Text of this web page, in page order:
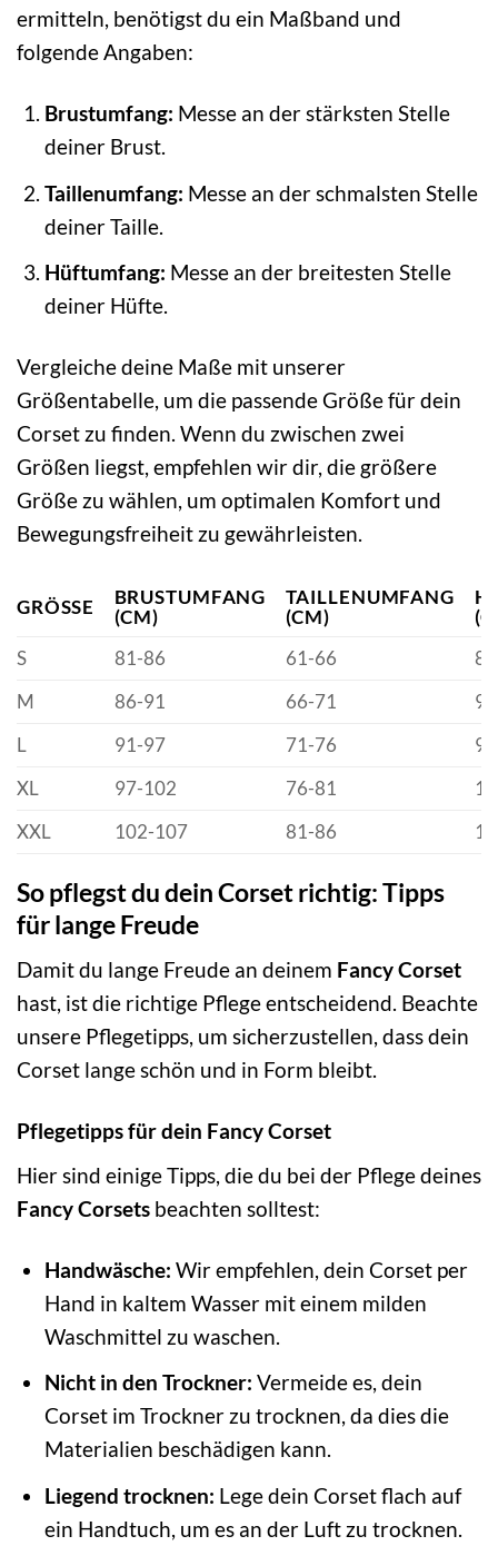
ermitteln, benötigst du ein Maßband und
folgende Angaben:
Brustumfang: Messe an der stärksten Stelle
deiner Brust.
Taillenumfang: Messe an der schmalsten Stelle
deiner Taille.
Hüftumfang: Messe an der breitesten Stelle
deiner Hüfte.
Vergleiche deine Maße mit unserer
Größentabelle, um die passende Größe für dein
Corset zu finden. Wenn du zwischen zwei
Größen liegst, empfehlen wir dir, die größere
Größe zu wählen, um optimalen Komfort und
Bewegungsfreiheit zu gewährleisten.
GRÖSSE
BRUSTUMFANG
(CM)
TAILLENUMFANG
(CM)
S
81-86 61-66
M
86-91 66-71
L
91-97 71-76
XL
97-102 76-81
XXL
102-107 81-86
So pflegst du dein Corset richtig: Tipps
für lange Freude
Damit du lange Freude an deinem Fancy Corset
hast, ist die richtige Pflege entscheidend. Beachte
unsere Pflegetipps, um sicherzustellen, dass dein
Corset lange schön und in Form bleibt.
Pflegetipps für dein Fancy Corset
Hier sind einige Tipps, die du bei der Pflege deines
Fancy Corsets beachten solltest:
Handwäsche: Wir empfehlen, dein Corset per
Hand in kaltem Wasser mit einem milden
Waschmittel zu waschen.
Nicht in den Trockner: Vermeide es, dein
Corset im Trockner zu trocknen, da dies die
Materialien beschädigen kann.
Liegend trocknen: Lege dein Corset flach auf
ein Handtuch, um es an der Luft zu trocknen.